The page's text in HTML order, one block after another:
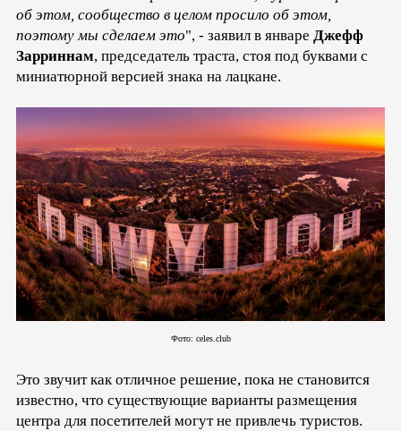
об этом, сообщество в целом просило об этом,
поэтому мы сделаем это", - заявил в январе Джефф
Зарриннам, председатель траста, стоя под буквами с
миниатюрной версией знака на лацкане.
Фото: celes.club
Это звучит как отличное решение, пока не становится
известно, что существующие варианты размещения
центра для посетителей могут не привлечь туристов.